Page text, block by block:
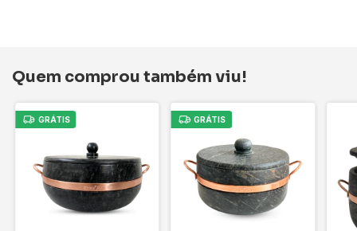
Quem comprou também viu!
GRÁTIS GRÁTIS